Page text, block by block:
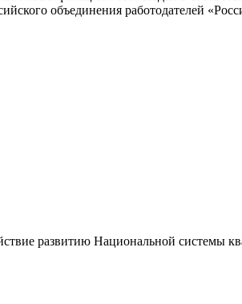
объединения работодателей
развитию Национальной системы